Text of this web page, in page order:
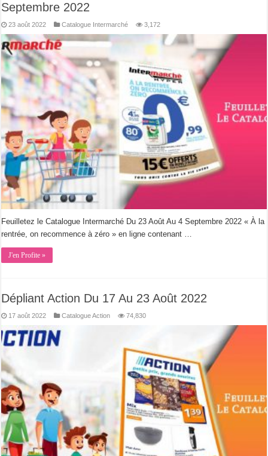
Septembre 2022
23 août 2022 Catalogue Intermarché 3,172
Feuilletez le Catalogue Intermarché Du 23 Août Au 4 Septembre 2022 « À la
rentrée, on recommence à zéro » en ligne contenant …
J'en Profite »
Dépliant Action Du 17 Au 23 Août 2022
17 août 2022 Catalogue Action 74,830